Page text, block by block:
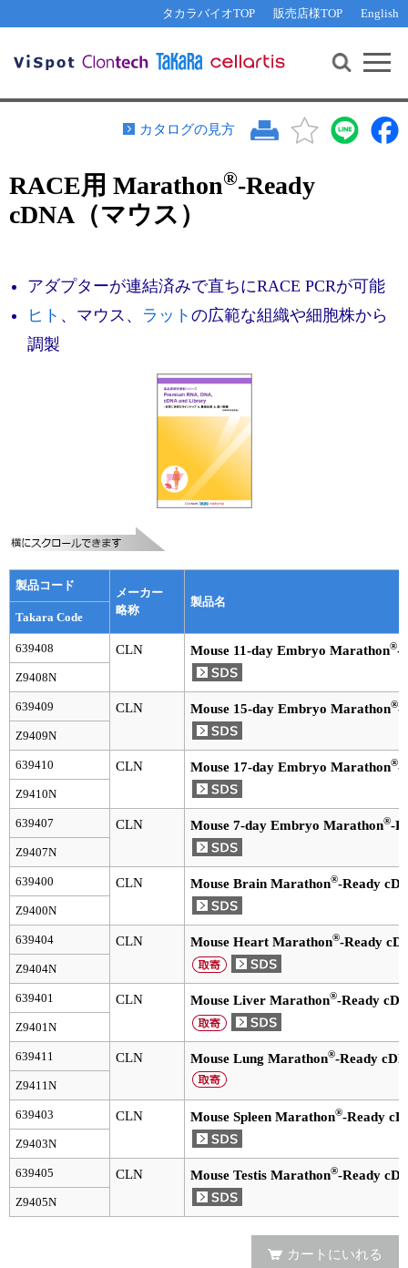
タカラバイオTOP 販売店様TOP English
機能解析・サイレンシング
PCR・等温増幅
リアルタイムPCR（qPCR）
テクニカルサポートライン
その他 ライセンスに関するご相談
遺伝子組換え生物該当製品
研究支援ツール
Cut-Site Navigator 制限酵素切断サイトの検索
In-Fusion Cloning プライマー設計
抗体検索サイト
リアルタイムPCR （インターカレーター法）
リアルタイムPCR（プローブ法）
プライマー・プローブ検索・注文
機器ソフトウェア・ベクター配列ダウンロード
遺伝子検査ガイド（食品・水質・家畜他）
NGSポータルサイト
幹細胞・再生医療研究ガイド
クローニング実験ガイド
細胞選択ガイド
アプリケーションノート
プロトコール集
ユーザーズボイス集
動画ライブラリー
Q&A
お問い合わせ WEB会員登録
カタログの見方
RACE用 Marathon®-Ready
cDNA（マウス）
アダプターが連結済みで直ちにRACE PCRが可能
ヒト 、マウス、 ラット の広範な組織や細胞株から
調製
製品コード
メーカー
略称
製品名
Takara Code
639408 CLN Mouse 11-day Embryo Marathon®-
Z9408N
639409 CLN Mouse 15-day Embryo Marathon®-
Z9409N
639410 CLN Mouse 17-day Embryo Marathon®-
Z9410N
639407 CLN Mouse 7-day Embryo Marathon®-
Z9407N
639400 CLN Mouse Brain Marathon®-Ready
Z9400N
639404 CLN Mouse Heart Marathon®-Ready
Z9404N
639401 CLN Mouse Liver Marathon®-Ready
Z9401N
639411 CLN Mouse Lung Marathon®-Ready
Z9411N
639403 CLN Mouse Spleen Marathon®-Ready
Z9403N
639405 CLN Mouse Testis Marathon®-Ready
Z9405N
カートにいれる